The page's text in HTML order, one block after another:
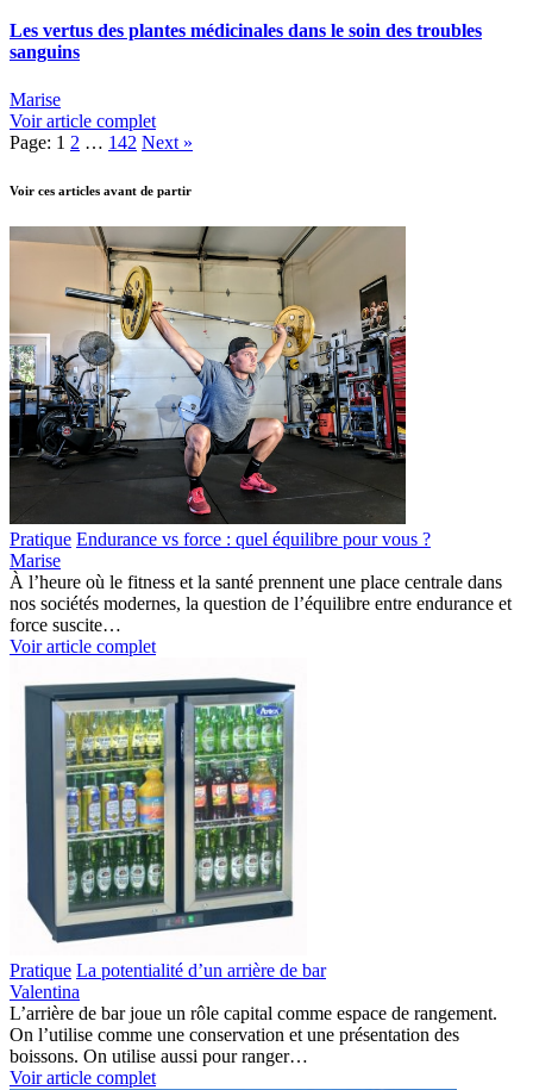
Les vertus des plantes médicinales dans le soin des troubles
sanguins
Marise
Voir article complet
Page: 1 2 … 142 Next »
Voir ces articles avant de partir
Pratique Endurance vs force : quel équilibre pour vous ?
Marise
À l’heure où le fitness et la santé prennent une place centrale dans
nos sociétés modernes, la question de l’équilibre entre endurance et
force suscite…
Voir article complet
Pratique La potentialité d’un arrière de bar
Valentina
L’arrière de bar joue un rôle capital comme espace de rangement.
On l’utilise comme une conservation et une présentation des
boissons. On utilise aussi pour ranger…
Voir article complet